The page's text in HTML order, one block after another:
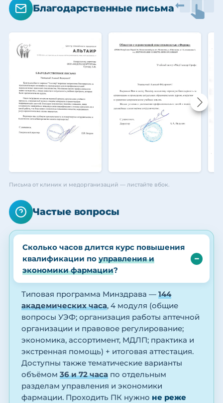
Благодарственные письма
Письма от клиник и медорганизаций — листайте вбок.
Частые вопросы
Сколько часов длится курс повышения
квалификации по управления и
экономики фармации?
Типовая программа Минздрава — 144
академических часа, 4 модуля (общие
вопросы УЭФ; организация работы аптечной
организации и правовое регулирование;
экономика, ассортимент, МДЛП; практика и
экстренная помощь) + итоговая аттестация.
Доступны также тематические варианты
объёмом 36 и 72 часа по отдельным
разделам управления и экономики
фармации. Проходить ПК нужно не реже